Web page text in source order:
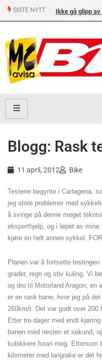
SISTE NYTT Ikke gå glipp
Blogg: Rask
11 april, 2012 Bike
Testene begynte i Cartagena,
jeg store problemer med
å svinge på denne meget
eksperthjelp, og i løpet av
kjøre en helt annen sykkel.
Planen var å fortsette
grader, regn og stiv kuling. Vi
og dro til Motorland Aragon, en
er en rask bane, hvor jeg på
260km/t. Det var godt over 200
Etter tre dager med endt
banen med nesten et sekund,
kubikkere foran meg. Ettersom
kilometer med langrake er det